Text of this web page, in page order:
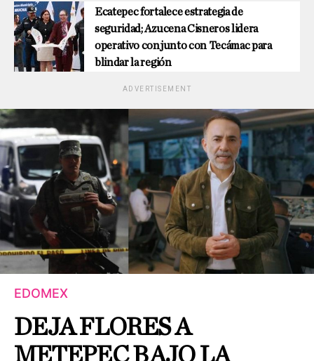
Ecatepec fortalece estrategia de
seguridad; Azucena Cisneros lidera
operativo conjunto con Tecámac para
blindar la región
ADVERTISEMENT
EDOMEX
DEJA FLORES A
METEPEC BAJO LA